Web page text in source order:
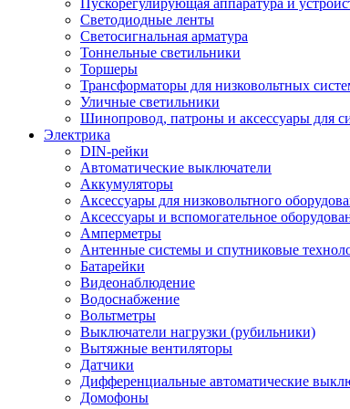
Светодиодные ленты
Светосигнальная арматура
Тоннельные светильники
Торшеры
Трансформаторы для низковольтных
Уличные светильники
Шинопровод, патроны и аксессуары для
Электрика
DIN-рейки
Автоматические выключатели
Аккумуляторы
Аксессуары для низковольтного
Аксессуары и вспомогательное
Амперметры
Антенные системы и спутниковые
Батарейки
Видеонаблюдение
Водоснабжение
Вольтметры
Выключатели нагрузки (рубильники)
Вытяжные вентиляторы
Датчики
Дифференциальные автоматические
Домофоны